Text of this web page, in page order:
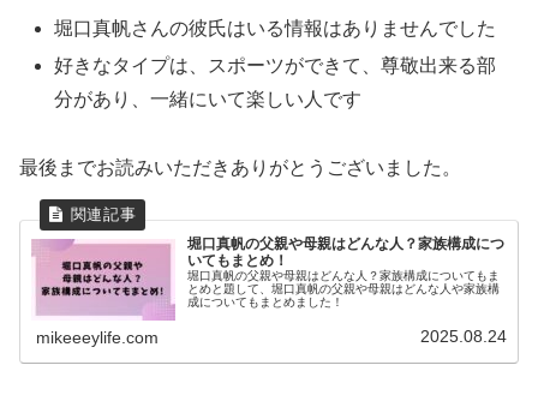
堀口真帆さんの彼氏はいる情報はありませんでした
好きなタイプは、スポーツができて、尊敬出来る部
分があり、一緒にいて楽しい人です
最後までお読みいただきありがとうございました。
堀口真帆の父親や母親はどんな人？家族構成につ
いてもまとめ！
堀口真帆の父親や母親はどんな人？家族構成についてもま
とめと題して、堀口真帆の父親や母親はどんな人や家族構
成についてもまとめました！
mikeeeylife.com 2025.08.24